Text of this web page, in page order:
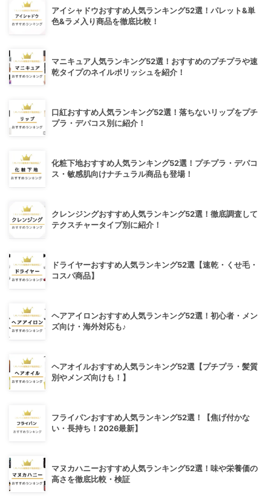
アイシャドウおすすめ人気ランキング52選！パレット&単
色&ラメ入り商品を徹底比較！
マニキュア人気ランキング52選！おすすめのプチプラや速
乾タイプのネイルポリッシュを紹介！
口紅おすすめ人気ランキング52選！落ちないリップをプチ
プラ・デパコス別に紹介！
化粧下地おすすめ人気ランキング52選！プチプラ・デパコ
ス・敏感肌向けナチュラル商品も登場！
クレンジングおすすめ人気ランキング52選！徹底調査して
テクスチャータイプ別に紹介！
ドライヤーおすすめ人気ランキング52選【速乾・くせ毛・
コスパ商品】
ヘアアイロンおすすめ人気ランキング52選！初心者・メン
ズ向け・海外対応も♪
ヘアオイルおすすめ人気ランキング52選【プチプラ・髪質
別やメンズ向けも！】
フライパンおすすめ人気ランキング52選！【焦げ付かな
い・長持ち！2026最新】
マヌカハニーおすすめ人気ランキング52選！味や栄養価の
高さを徹底比較・検証